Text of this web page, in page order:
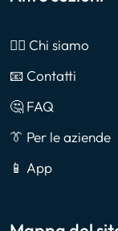
🙎‍♂️ Chi siamo
📧 Contatti
🤔 FAQ
👔 Per le aziende
📱 App